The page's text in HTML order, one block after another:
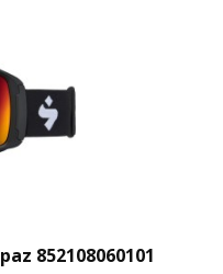
852108060101